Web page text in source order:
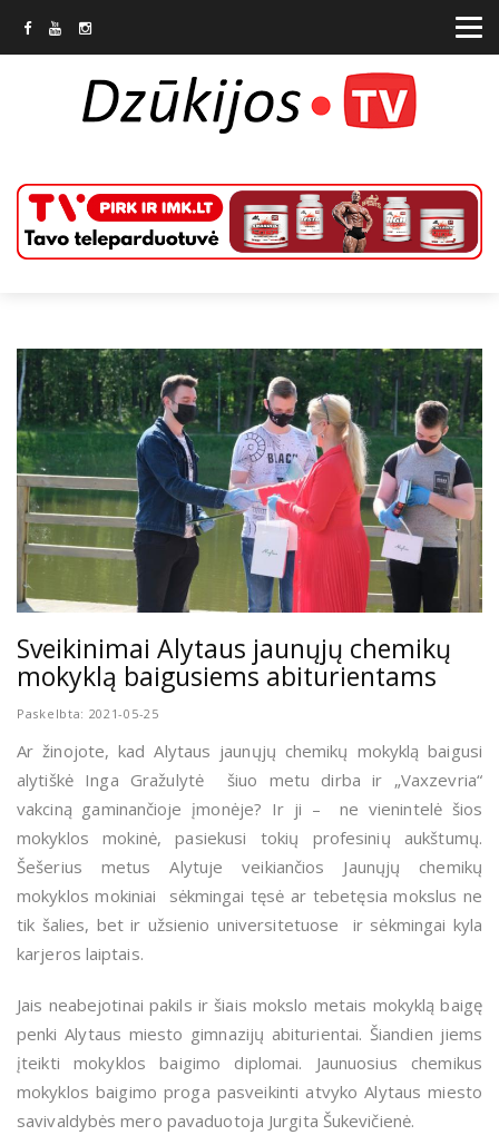
Sveikinimai Alytaus jaunųjų chemikų
mokyklą baigusiems abiturientams
Paskelbta: 2021-05-25
Ar žinojote, kad Alytaus jaunųjų chemikų mokyklą baigusi
alytiškė Inga Gražulytė šiuo metu dirba ir „Vaxzevria“
vakciną gaminančioje įmonėje? Ir ji – ne vienintelė šios
mokyklos mokinė, pasiekusi tokių profesinių aukštumų.
Šešerius metus Alytuje veikiančios Jaunųjų chemikų
mokyklos mokiniai sėkmingai tęsė ar tebetęsia mokslus ne
tik šalies, bet ir užsienio universitetuose ir sėkmingai kyla
karjeros laiptais.
Jais neabejotinai pakils ir šiais mokslo metais mokyklą baigę
penki Alytaus miesto gimnazijų abiturientai. Šiandien jiems
įteikti mokyklos baigimo diplomai. Jaunuosius chemikus
mokyklos baigimo proga pasveikinti atvyko Alytaus miesto
savivaldybės mero pavaduotoja Jurgita Šukevičienė.